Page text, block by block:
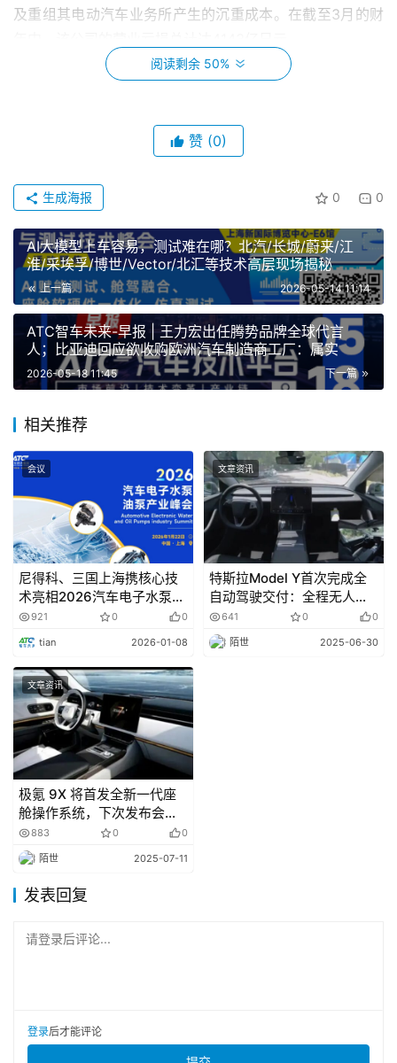
及重组其电动汽车业务所产生的沉重成本。在截至3月的财
5月13日晚，张雪机车发布《820RR机油泵升级说明》:
部分820RR启动后处于怠速状态时，机油泵有概率出现供油
Rivian首席执行官旗下的机器人初创公司融资4亿
美元
由Rivian首席执行官RJ.斯卡林格(RJScaringe)创立的
初创公司MindRobotics周三再获投资者4亿美元融资，这是
对AI驱动的制造业机器人革命的最新押注。
技术变革
“AI快充策略”延长电动汽车电池寿命近23%
快速充电是电动汽车普及的重要支撑，同时也被视为损
害电池寿命的隐形代价。如今，来自瑞典查尔姆斯理工大学
与新西兰惠灵顿维多利亚大学的研究团队，开发出一种基于
人工智能(AI)的快充策略，可根据电池健康状况实时调整充
电过程，在不增加充电时间的情况下，将电动汽车电池寿命
延长近23%。研究成果发表于最新一期《IEEE交通电气化
汇刊》。
产业链
中信特钢与斯凯孚汽车战略签约
5月12日，中信特钢与斯凯孚汽车在中信特钢总部江阴
举行战略合作签约仪式。此次战略携手是中信特钢与斯凯孚
汽车在特钢材料创新研发、产品升级、成果转化、市场开拓
阅读剩余 50%
赞 (0)
0 0
生成海报
AI大模型上车容易，测试难在哪？北汽/长城/蔚来/江
淮/采埃孚/博世/Vector/北汇等技术高层现场揭秘
上一篇 2026-05-14 11:14
ATC智车未来-早报 | 王力宏出任腾势品牌全球代言
人；比亚迪回应欲收购欧洲汽车制造商工厂：属实
下一篇
2026-05-18 11:45
相关推荐
会议
尼得科、三国上海携核心技
术亮相2026汽车电子水泵油
泵产业峰会！
921 0 0
tian 2026-01-08
文章资讯
特斯拉Model Y首次完成全
自动驾驶交付：全程无人控
制 最高时速达115公里
641 0 0
陌世 2025-06-30
文章资讯
极氪 9X 将首发全新一代座
舱操作系统，下次发布会公
布细节
883 0 0
陌世 2025-07-11
发表回复
请登录后评论...
登录后才能评论